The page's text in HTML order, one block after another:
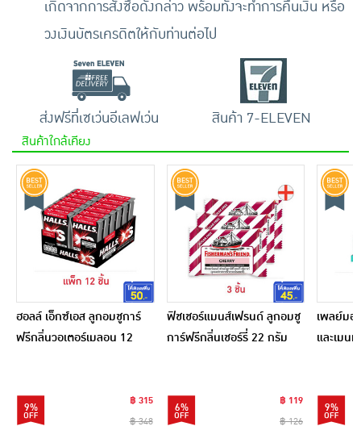
เกิดจากการสั่งซื้อดังกล่าว พร้อมทั้งจะทำการคืนเงิน หรือ
วงเงินบัตรเครดิตให้กับท่านต่อไป
ส่งฟรีที่เซเว่นอีเลฟเว่น สินค้า 7-ELEVEN
สินค้าใกล้เคียง
ฮอลล์ เอ็กซ์เอส ลูกอมชูการ์
ฟรีกลิ่นวอเตอร์เมลอน 12
9%
฿ 315
฿ 348
ฟิชเชอร์แมนส์เฟรนด์ ลูกอมชู
การ์ฟรีกลิ่นเชอร์รี่ 22 กรัม
6%
฿ 119
฿ 126
เพลย์มอ
และเมน
9%